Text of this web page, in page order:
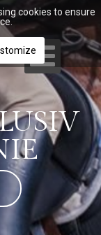
cookies to ensure